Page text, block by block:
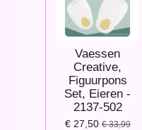
Vaessen
Creative,
Figuurpons
Set, Eieren -
2137-502
€ 27,50 € 33,99